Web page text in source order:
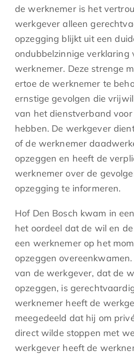
de werknemer is het
werkgever alleen
opzegging blijkt uit een
ondubbelzinnige verklaring
werknemer. Deze strenge
ertoe de werknemer te
ernstige gevolgen die
van het dienstverband
hebben. De werkgever
of de werknemer
opzeggen en heeft de
werknemer over de
opzegging te informeren.
Hof Den Bosch kwam in
het oordeel dat de wil en
een werknemer op het
opzeggen
van de werkgever, dat de
opzeggen, is
werknemer heeft de
meegedeeld dat hij om
direct wilde stoppen met
werkgever heeft de